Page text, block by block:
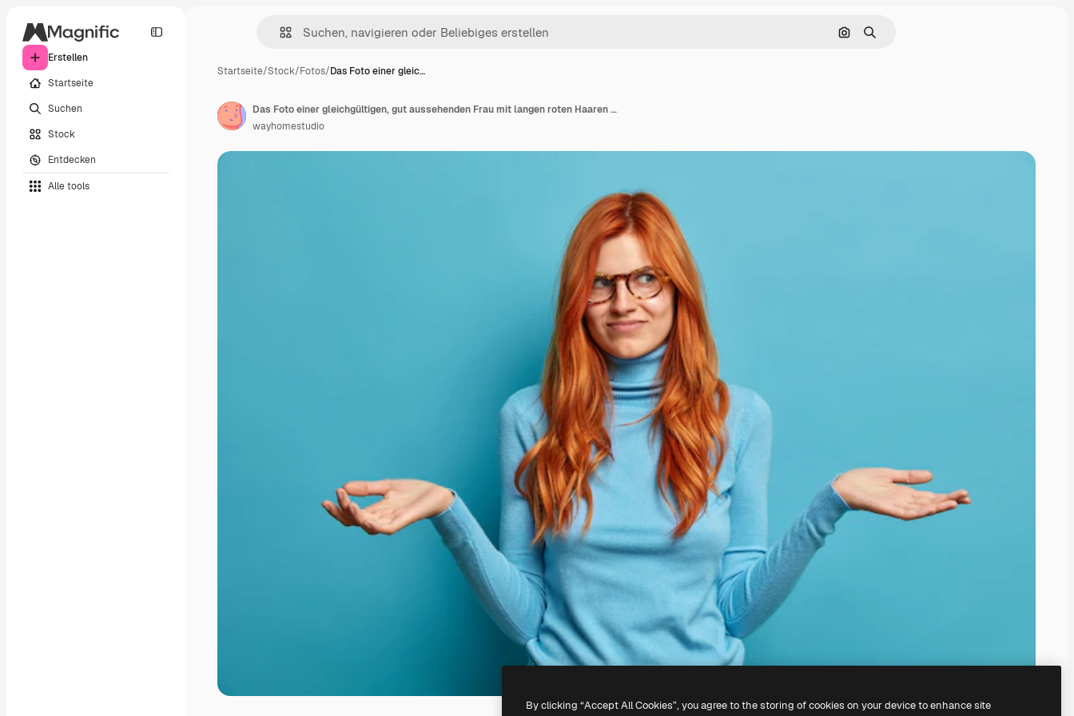
Erstellen
Startseite
Suchen
Stock
Entdecken
Alle tools
Nach Bild suchen
Suchen
Startseite/Stock/Fotos/Das Foto einer gleic…
Das Foto einer gleichgültigen, gut aussehenden Frau mit langen roten Haaren spreizt die Handflächen und sieht ahnungslos aus. Sie kann sich nicht entscheiden, was zu tun ist, trägt Freizeitkleidung.
wayhomestudio
By clicking “Accept All Cookies”, you agree to the storing of cookies on your device to enhance site